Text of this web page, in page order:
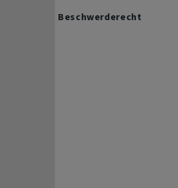
Beschwerderecht